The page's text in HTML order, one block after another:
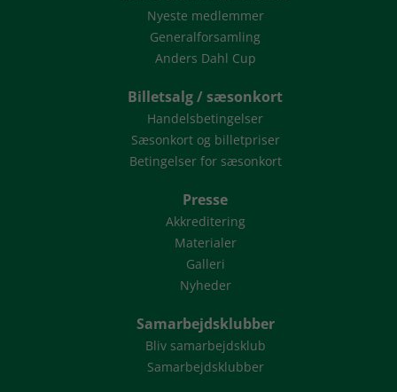
Nyeste medlemmer
Generalforsamling
Anders Dahl Cup
Billetsalg / sæsonkort
Handelsbetingelser
Sæsonkort og billetpriser
Betingelser for sæsonkort
Presse
Akkreditering
Materialer
Galleri
Nyheder
Samarbejdsklubber
Bliv samarbejdsklub
Samarbejdsklubber